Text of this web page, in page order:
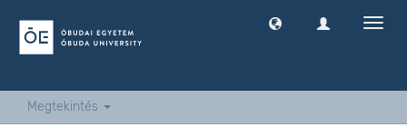
Megtekintés